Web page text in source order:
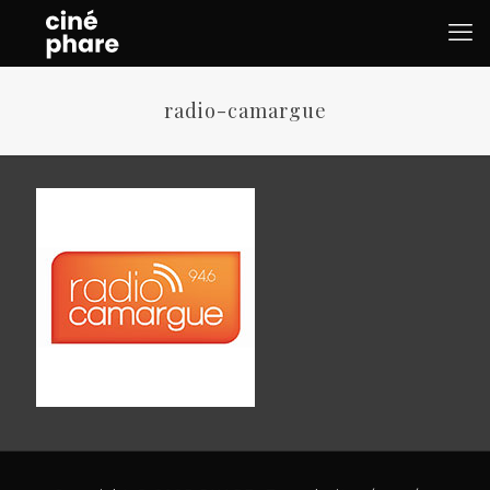
radio-camargue